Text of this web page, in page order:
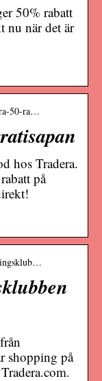
50% rabatt
nu när det är
50-ra…
hos Tradera.
på
shopping på